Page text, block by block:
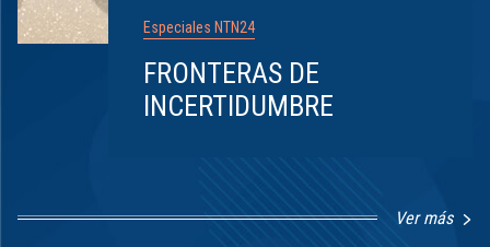
Especiales NTN24
FRONTERAS DE
INCERTIDUMBRE
Ver más